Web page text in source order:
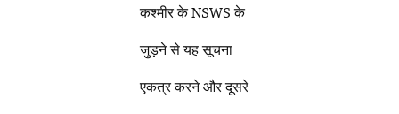
कश्मीर के NSWS के
जुड़ने से यह सूचना
एकत्र करने और दूसरे